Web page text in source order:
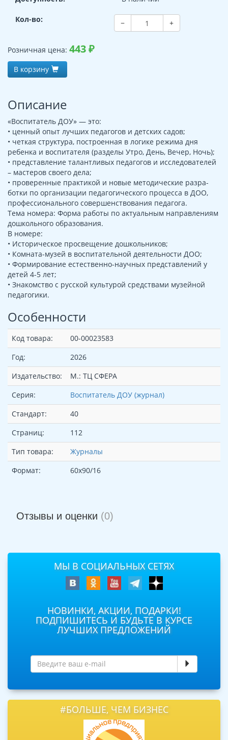
Кол-во: − +
Розничная цена: 443₽
В корзину
Описание
«Воспитатель ДОУ» — это:
• ценный опыт лучших педагогов и детских садов;
• четкая структура, построенная в логике режима дня
ребенка и воспитателя (разделы Утро, День, Вечер, Ночь);
• представление талантливых педагогов и исследователей
– мастеров своего дела;
• проверенные практикой и новые методические разра-
ботки по организации педагогического процесса в ДОО,
профессионального совершенствования педагога.
Тема номера: Форма работы по актуальным направлениям
дошкольного образования.
В номере:
• Историческое просвещение дошкольников;
• Комната-музей в воспитательной деятельности ДОО;
• Формирование естественно-научных представлений у
детей 4-5 лет;
• Знакомство с русской культурой средствами музейной
педагогики.
Особенности
Код товара:
00-00023583
Год:
2026
Издательство:
М.: ТЦ СФЕРА
Серия:
Воспитатель ДОУ (журнал)
Стандарт:
40
Страниц:
112
Тип товара:
Журналы
Формат:
60х90/16
Отзывы и оценки (0)
МЫ В СОЦИАЛЬНЫХ СЕТЯХ
НОВИНКИ, АКЦИИ, ПОДАРКИ!
ПОДПИШИТЕСЬ И БУДЬТЕ В КУРСЕ
ЛУЧШИХ ПРЕДЛОЖЕНИЙ
#БОЛЬШЕ, ЧЕМ БИЗНЕС